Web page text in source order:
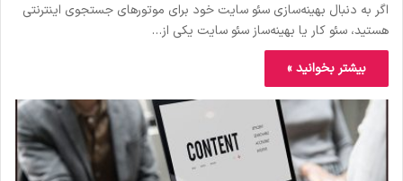
اگر به دنبال بهینه‌سازی سئو سایت خود برای موتورهای جستجوی اینترنتی
هستید، سئو کار یا بهینه‌ساز سئو سایت یکی از…
بیشتر بخوانید »